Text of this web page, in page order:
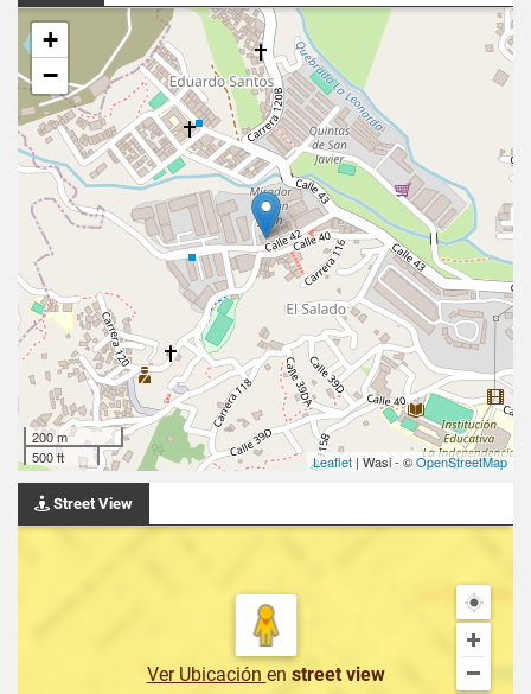
+
−
200 m
500 ft
Leaflet | Wasi - ©OpenStreetMap
Street View
Ver Ubicación en street view